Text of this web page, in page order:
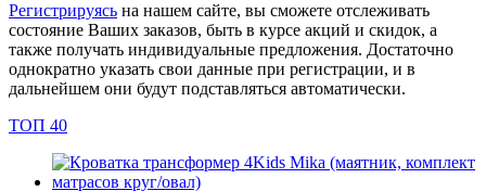
Регистрируясь на нашем сайте, вы сможете отслеживать
состояние Ваших заказов, быть в курсе акций и скидок, а
также получать индивидуальные предложения. Достаточно
однократно указать свои данные при регистрации, и в
дальнейшем они будут подставляться автоматически.
ТОП 40